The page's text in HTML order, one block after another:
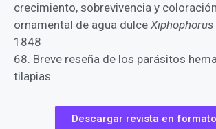
crecimiento, sobrevivencia y
ornamental de agua dulce
1848
68. Breve reseña de los parásitos
tilapias
Descargar revista en